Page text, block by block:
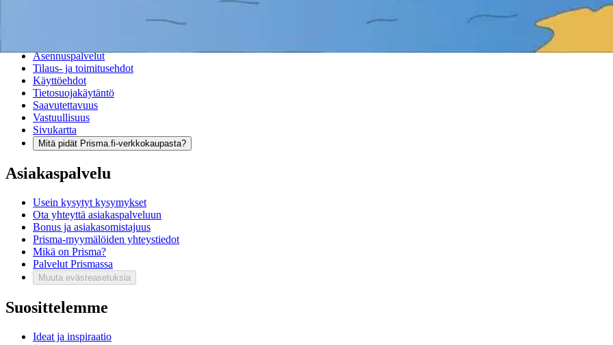
Asennuspalvelut
Tilaus- ja toimitusehdot
Käyttöehdot
Tietosuojakäytäntö
Saavutettavuus
Vastuullisuus
Sivukartta
Mitä pidät Prisma.fi-verkkokaupasta?
Asiakaspalvelu
Usein kysytyt kysymykset
Ota yhteyttä asiakaspalveluun
Bonus ja asiakasomistajuus
Prisma-myymälöiden yhteystiedot
Mikä on Prisma?
Palvelut Prismassa
Muuta evästeasetuksia
Suosittelemme
Ideat ja inspiraatio